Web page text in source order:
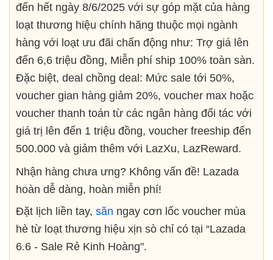
đến hết ngày 8/6/2025 với sự góp mặt của hàng
loạt thương hiệu chính hãng thuộc mọi ngành
hàng với loạt ưu đãi chấn động như: Trợ giá lên
đến 6,6 triệu đồng, Miễn phí ship 100% toàn sàn.
Đặc biệt, deal chồng deal: Mức sale tới 50%,
voucher gian hàng giảm 20%, voucher max hoặc
voucher thanh toán từ các ngân hàng đối tác với
giá trị lên đến 1 triệu đồng, voucher freeship đến
500.000 và giảm thêm với LazXu, LazReward.
Nhận hàng chưa ưng? Không vấn đề! Lazada
hoàn dễ dàng, hoàn miễn phí!
Đặt lịch liền tay, săn ngay cơn lốc voucher mùa
hè từ loạt thương hiệu xịn sò chỉ có tại “Lazada
6.6 - Sale Rẻ Kinh Hoàng".